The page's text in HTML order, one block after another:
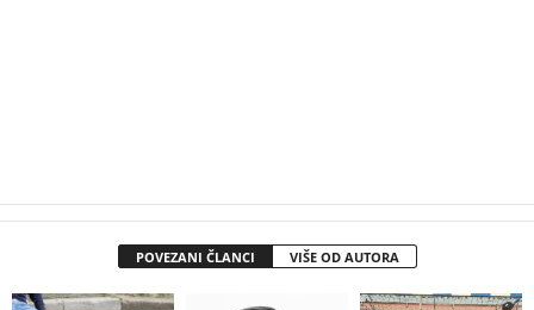
POVEZANI ČLANCI VIŠE OD AUTORA